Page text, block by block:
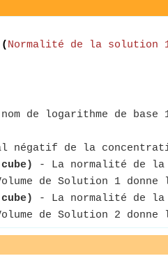
Normalité de la solution
de logarithme de
négatif de la
- La normalité de la
de Solution 1
- La normalité de la
de Solution 2